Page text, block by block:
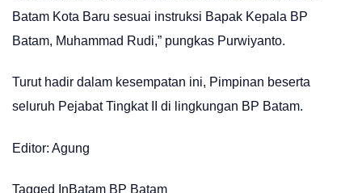
Batam Kota Baru sesuai instruksi Bapak Kepala BP
Batam, Muhammad Rudi,” pungkas Purwiyanto.
Turut hadir dalam kesempatan ini, Pimpinan beserta
seluruh Pejabat Tingkat II di lingkungan BP Batam.
Editor: Agung
Tagged InBatam BP Batam